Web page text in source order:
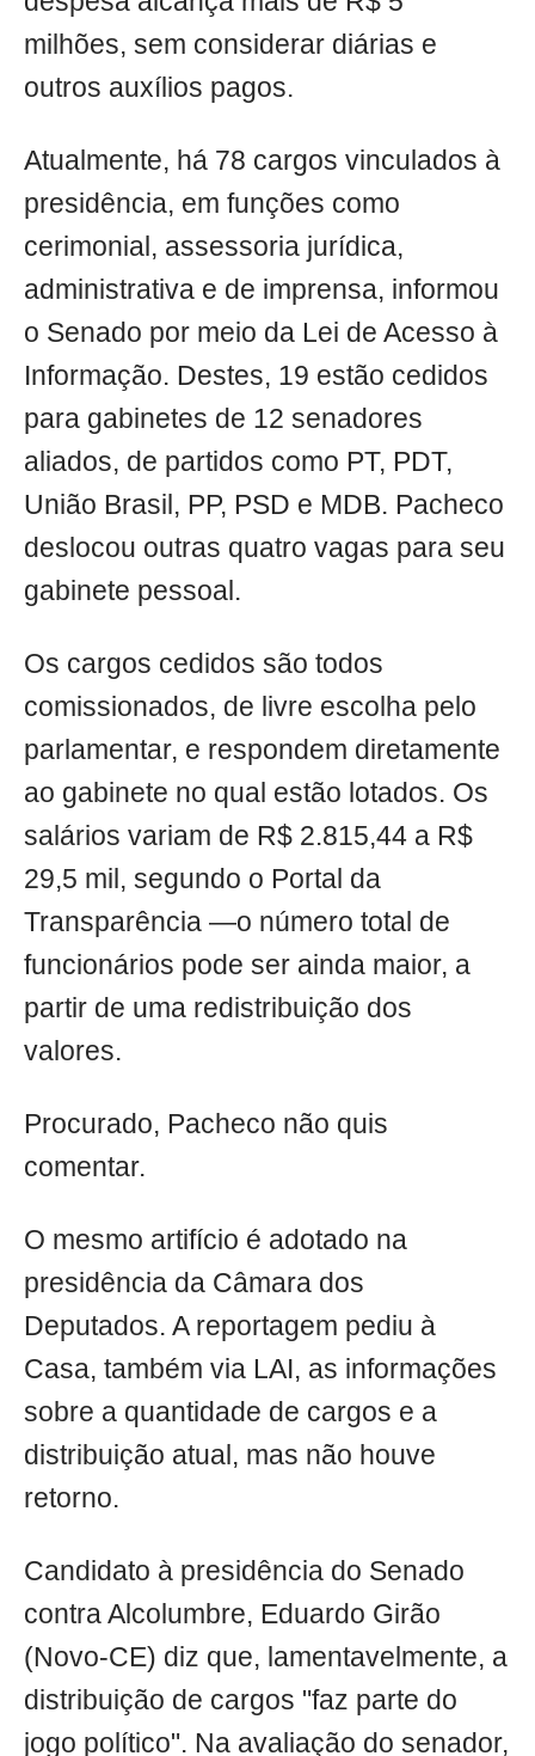
milhões, sem considerar diárias e
outros auxílios pagos.
Atualmente, há 78 cargos vinculados à
presidência, em funções como
cerimonial, assessoria jurídica,
administrativa e de imprensa, informou
o Senado por meio da Lei de Acesso à
Informação. Destes, 19 estão cedidos
para gabinetes de 12 senadores
aliados, de partidos como PT, PDT,
União Brasil, PP, PSD e MDB. Pacheco
deslocou outras quatro vagas para seu
gabinete pessoal.
Os cargos cedidos são todos
comissionados, de livre escolha pelo
parlamentar, e respondem diretamente
ao gabinete no qual estão lotados. Os
salários variam de R$ 2.815,44 a R$
29,5 mil, segundo o Portal da
Transparência —o número total de
funcionários pode ser ainda maior, a
partir de uma redistribuição dos
valores.
Procurado, Pacheco não quis
comentar.
O mesmo artifício é adotado na
presidência da Câmara dos
Deputados. A reportagem pediu à
Casa, também via LAI, as informações
sobre a quantidade de cargos e a
distribuição atual, mas não houve
retorno.
Candidato à presidência do Senado
contra Alcolumbre, Eduardo Girão
(Novo-CE) diz que, lamentavelmente, a
distribuição de cargos "faz parte do
jogo político". Na avaliação do senador,